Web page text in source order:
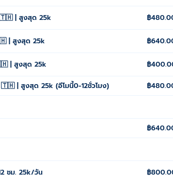
🇹🇭 | สูงสุด 25k ฿
| สูงสุด 25k ฿
| สูงสุด 25k ฿
| สูงสุด 25k (อีโมนี้0-12ชั่วโมง) ฿
฿
ชม. 25k/วัน ฿